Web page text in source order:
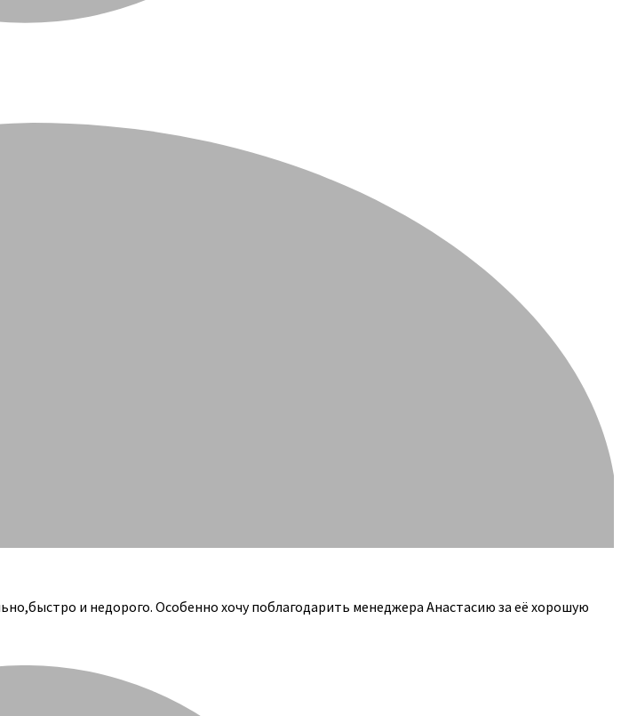
и недорого. Особенно хочу поблагодарить менеджера Анастасию за её хорошую